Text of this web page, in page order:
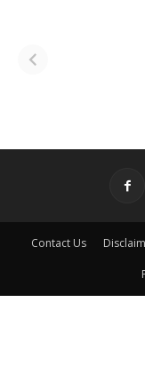
పితృదేవతల
Contact Us